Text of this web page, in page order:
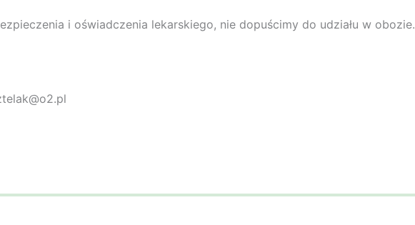
i oświadczenia lekarskiego, nie dopuścimy do udziału w obozie.